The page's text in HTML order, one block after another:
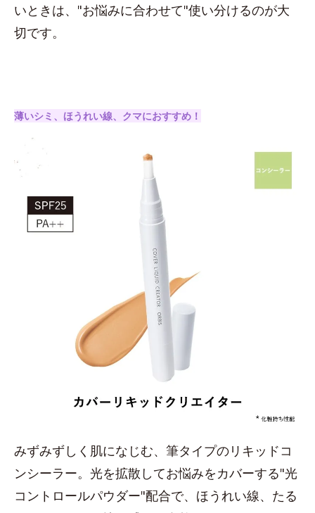
いときは、"お悩みに合わせて"使い分けるのが大
切です。
薄いシミ、ほうれい線、クマにおすすめ！
みずみずしく肌になじむ、筆タイプのリキッドコ
ンシーラー。光を拡散してお悩みをカバーする"光
コントロールパウダー"配合で、ほうれい線、たる